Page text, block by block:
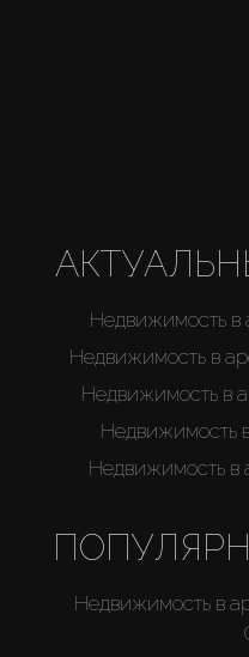
Новостройки
AX Journal
Каталоги
Агенты
About Us
Недвижимость в
Недвижимость в
Недвижимость в
Недвижимость
Недвижимость в
Недвижимость в